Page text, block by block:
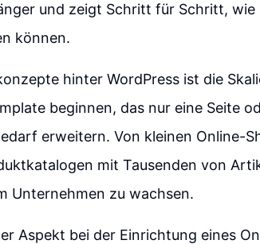
und zeigt Schritt für Schritt, wie
können.
hinter WordPress ist die
beginnen, das nur eine Seite
erweitern. Von kleinen Online-
mit Tausenden von
Unternehmen zu wachsen.
Aspekt bei der Einrichtung eines